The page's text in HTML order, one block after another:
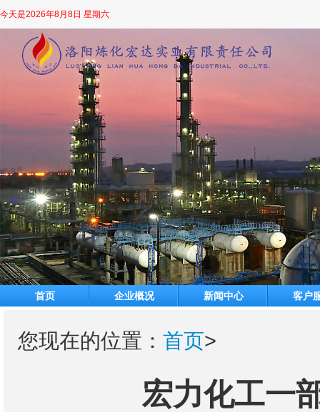
今天是2026年8月8日 星期六
首页 企业概况 新闻中心 客户
您现在的位置： 首页>
宏力化工一